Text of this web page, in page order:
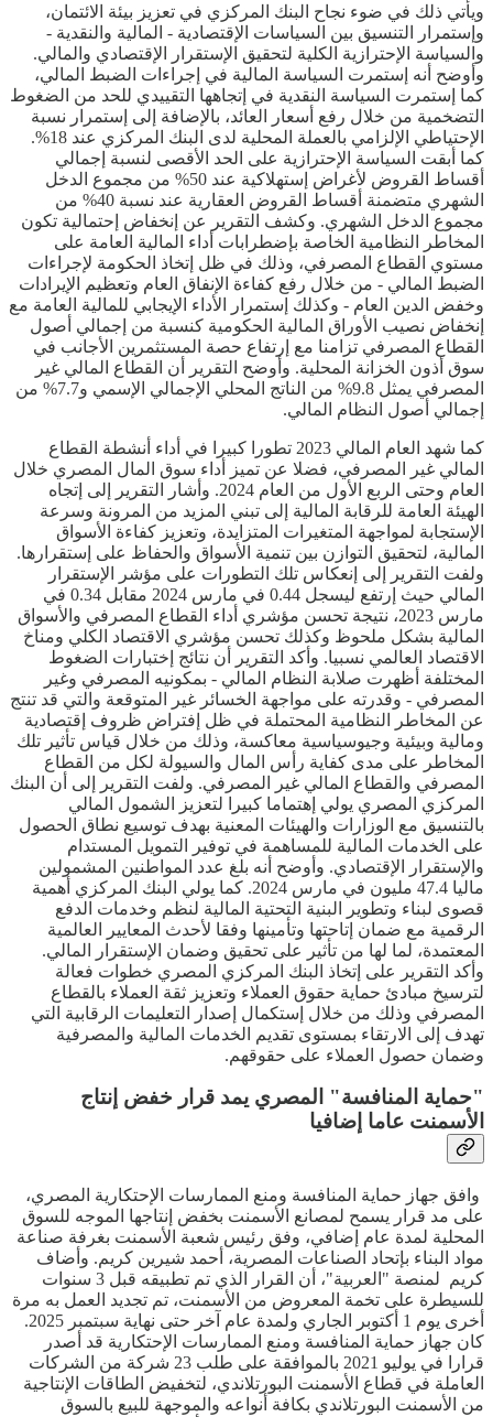
ويأتي ذلك في ضوء نجاح البنك المركزي في تعزيز بيئة الائتمان،
وإستمرار التنسيق بين السياسات الإقتصادية - المالية والنقدية -
والسياسة الإحترازية الكلية لتحقيق الإستقرار الإقتصادي والمالي.
وأوضح أنه إستمرت السياسة المالية في إجراءات الضبط المالي،
كما إستمرت السياسة النقدية في إتجاهها التقييدي للحد من الضغوط
التضخمية من خلال رفع أسعار العائد، بالإضافة إلى إستمرار نسبة
الإحتياطي الإلزامي بالعملة المحلية لدى البنك المركزي عند 18%.
كما أبقت السياسة الإحترازية على الحد الأقصى لنسبة إجمالي
أقساط القروض لأغراض إستهلاكية عند 50% من مجموع الدخل
الشهري متضمنة أقساط القروض العقارية عند نسبة 40% من
مجموع الدخل الشهري. وكشف التقرير عن إنخفاض إحتمالية تكون
المخاطر النظامية الخاصة بإضطرابات أداء المالية العامة على
مستوي القطاع المصرفي، وذلك في ظل إتخاذ الحكومة لإجراءات
الضبط المالي - من خلال رفع كفاءة الإنفاق العام وتعظيم الإيرادات
وخفض الدين العام - وكذلك إستمرار الأداء الإيجابي للمالية العامة مع
إنخفاض نصيب الأوراق المالية الحكومية كنسبة من إجمالي أصول
القطاع المصرفي تزامنا مع إرتفاع حصة المستثمرين الأجانب في
سوق أذون الخزانة المحلية. وأوضح التقرير أن القطاع المالي غير
المصرفي يمثل 9.8% من الناتج المحلي الإجمالي الإسمي و7.7% من
إجمالي أصول النظام المالي.
كما شهد العام المالي 2023 تطورا كبيرا في أداء أنشطة القطاع
المالي غير المصرفي، فضلا عن تميز أداء سوق المال المصري خلال
العام وحتى الربع الأول من العام 2024. وأشار التقرير إلى إتجاه
الهيئة العامة للرقابة المالية إلى تبني المزيد من المرونة وسرعة
الإستجابة لمواجهة المتغيرات المتزايدة، وتعزيز كفاءة الأسواق
المالية، لتحقيق التوازن بين تنمية الأسواق والحفاظ على إستقرارها.
ولفت التقرير إلى إنعكاس تلك التطورات على مؤشر الإستقرار
المالي حيث إرتفع ليسجل 0.44 في مارس 2024 مقابل 0.34 في
مارس 2023، نتيجة تحسن مؤشري أداء القطاع المصرفي والأسواق
المالية بشكل ملحوظ وكذلك تحسن مؤشري الاقتصاد الكلي ومناخ
الاقتصاد العالمي نسبيا. وأكد التقرير أن نتائج إختبارات الضغوط
المختلفة أظهرت صلابة النظام المالي - بمكونيه المصرفي وغير
المصرفي - وقدرته على مواجهة الخسائر غير المتوقعة والتي قد تنتج
عن المخاطر النظامية المحتملة في ظل إفتراض ظروف إقتصادية
ومالية وبيئية وجيوسياسية معاكسة، وذلك من خلال قياس تأثير تلك
المخاطر على مدى كفاية رأس المال والسيولة لكل من القطاع
المصرفي والقطاع المالي غير المصرفي. ولفت التقرير إلى أن البنك
المركزي المصري يولي إهتماما كبيرا لتعزيز الشمول المالي
بالتنسيق مع الوزارات والهيئات المعنية بهدف توسيع نطاق الحصول
على الخدمات المالية للمساهمة في توفير التمويل المستدام
والإستقرار الإقتصادي. وأوضح أنه بلغ عدد المواطنين المشمولين
ماليا 47.4 مليون في مارس 2024. كما يولي البنك المركزي أهمية
قصوى لبناء وتطوير البنية التحتية المالية لنظم وخدمات الدفع
الرقمية مع ضمان إتاحتها وتأمينها وفقا لأحدث المعايير العالمية
المعتمدة، لما لها من تأثير على تحقيق وضمان الإستقرار المالي.
وأكد التقرير على إتخاذ البنك المركزي المصري خطوات فعالة
لترسيخ مبادئ حماية حقوق العملاء وتعزيز ثقة العملاء بالقطاع
المصرفي وذلك من خلال إستكمال إصدار التعليمات الرقابية التي
تهدف إلى الارتقاء بمستوى تقديم الخدمات المالية والمصرفية
وضمان حصول العملاء على حقوقهم.
"حماية المنافسة" المصري يمد قرار خفض إنتاج
الأسمنت عاما إضافيا
وافق جهاز حماية المنافسة ومنع الممارسات الإحتكارية المصري،
على مد قرار يسمح لمصانع الأسمنت بخفض إنتاجها الموجه للسوق
المحلية لمدة عام إضافي، وفق رئيس شعبة الأسمنت بغرفة صناعة
مواد البناء بإتحاد الصناعات المصرية، أحمد شيرين كريم. وأضاف
كريم لمنصة "العربية"، أن القرار الذي تم تطبيقه قبل 3 سنوات
للسيطرة على تخمة المعروض من الأسمنت، تم تجديد العمل به مرة
أخرى يوم 1 أكتوبر الجاري ولمدة عام آخر حتى نهاية سبتمبر 2025.
كان جهاز حماية المنافسة ومنع الممارسات الإحتكارية قد أصدر
قرارا في يوليو 2021 بالموافقة على طلب 23 شركة من الشركات
العاملة في قطاع الأسمنت البورتلاندي، لتخفيض الطاقات الإنتاجية
من الأسمنت البورتلاندي بكافة أنواعه والموجهة للبيع بالسوق